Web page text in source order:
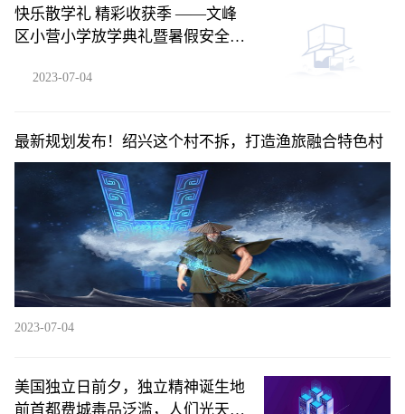
快乐散学礼 精彩收获季 ——文峰
区小营小学放学典礼暨暑假安全教
2023-07-04
最新规划发布！绍兴这个村不拆，打造渔旅融合特色村
2023-07-04
美国独立日前夕，独立精神诞生地
前首都费城毒品泛滥，人们光天化